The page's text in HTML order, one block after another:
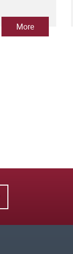
More